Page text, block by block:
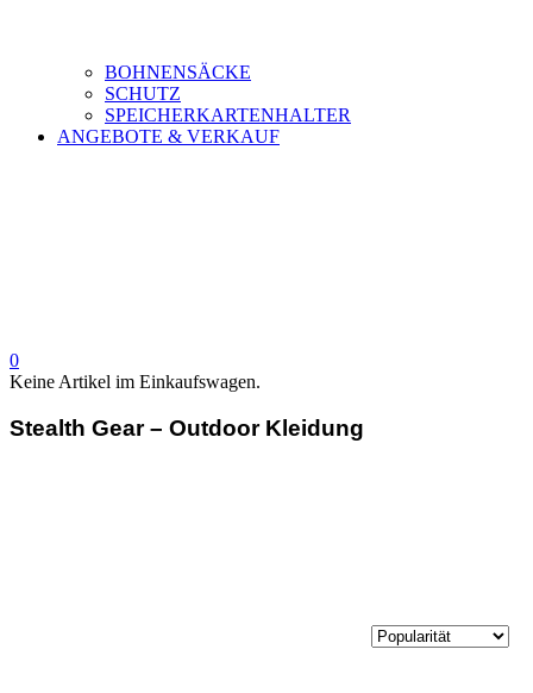
BOHNENSÄCKE
SCHUTZ
SPEICHERKARTENHALTER
ANGEBOTE & VERKAUF
0
Keine Artikel im Einkaufswagen.
Stealth Gear – Outdoor Kleidung